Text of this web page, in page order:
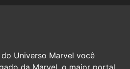
Universo Marvel você
da Marvel, o maior portal